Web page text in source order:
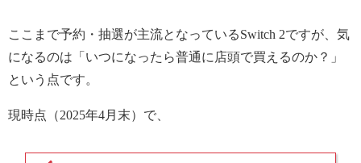
ここまで予約・抽選が主流となっているSwitch 2ですが、気
になるのは「いつになったら普通に店頭で買えるのか？」
という点です。
現時点（2025年4月末）で、